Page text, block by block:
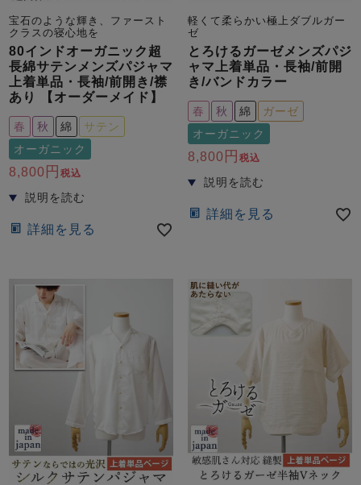
宝石のような輝き、ファースト
クラスの寝心地を
80インドオーガニック超
長綿サテンメンズパジャマ
上着単品・長袖/前開き/襟
あり 【オーダーメイド】
春 秋 綿
サテン
オーガニック
8,800 税込
詳細を見る
軽くて柔らかい極上ダブルガー
ゼ
とろけるガーゼメンズパジ
ャマ上着単品・長袖/前開
き/バンドカラー
春 秋 綿
ガーゼ
オーガニック
8,800 税込
詳細を見る